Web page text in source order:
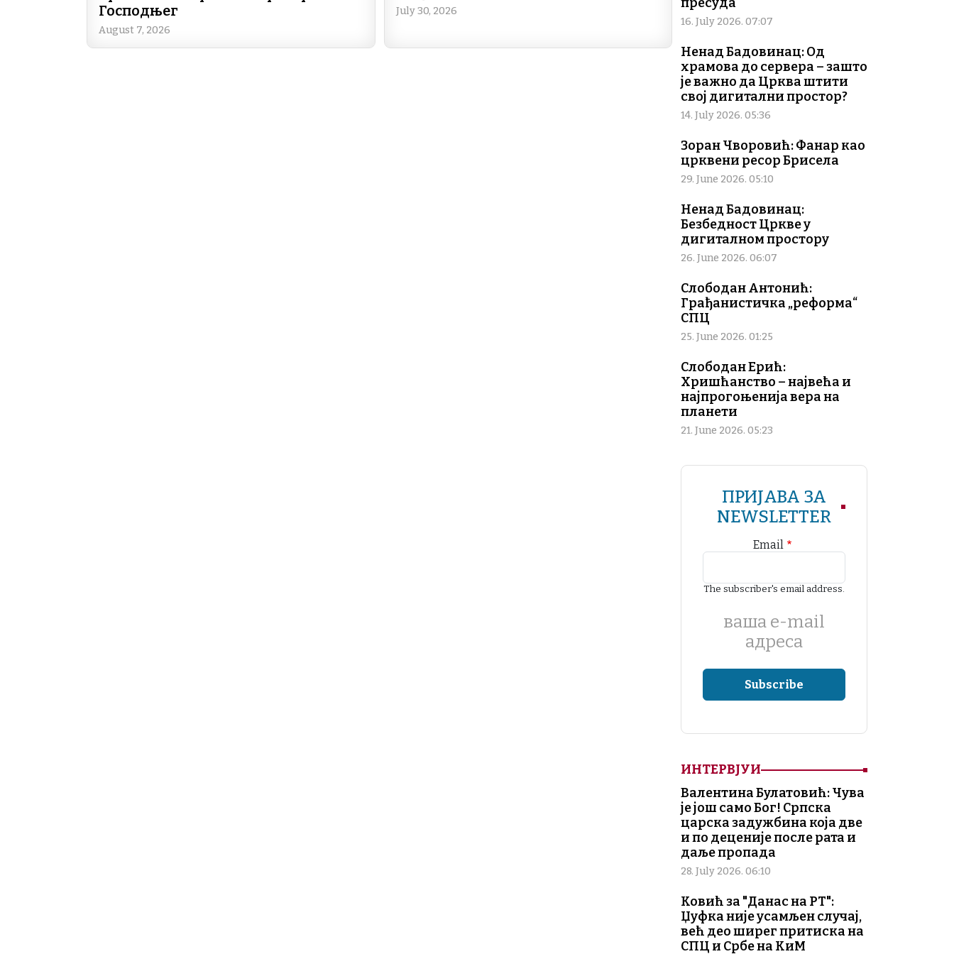
Господњег
August 7, 2026
July 30, 2026
16. July 2026. 07:07
Ненад Бадовинац: Од
храмова до сервера – зашто
је важно да Црква штити
свој дигитални простор?
14. July 2026. 05:36
Зоран Чворовић: Фанар као
црквени ресор Брисела
29. June 2026. 05:10
Ненад Бадовинац:
Безбедност Цркве у
дигиталном простору
26. June 2026. 06:07
Слободан Антонић:
Грађанистичка „реформа“
СПЦ
25. June 2026. 01:25
Слободан Ерић:
Хришћанство – највећа и
најпрогоњенија вера на
планети
21. June 2026. 05:23
ПРИЈАВА ЗА
NEWSLETTER
Email
The subscriber's email address.
ваша е-mail
адреса
ИНТЕРВЈУИ
Валентина Булатовић: Чува
је још само Бог! Српска
царска задужбина која две
и по деценије после рата и
даље пропада
28. July 2026. 06:10
Ковић за "Данас на РТ":
Џуфка није усамљен случај,
већ део ширег притиска на
СПЦ и Србе на КиМ